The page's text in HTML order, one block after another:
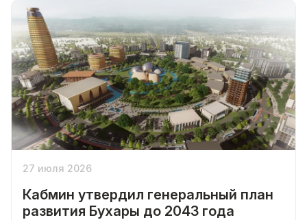
27 июля 2026
Кабмин утвердил генеральный план
развития Бухары до 2043 года